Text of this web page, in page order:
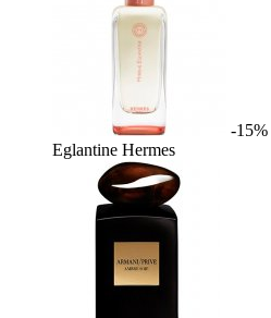
-15%
Eglantine Hermes